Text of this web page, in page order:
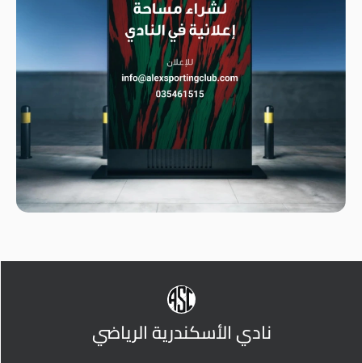
نادي الأسكندرية الرياضي